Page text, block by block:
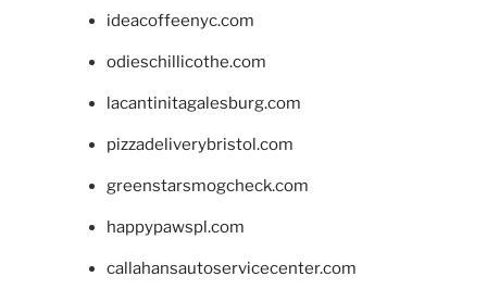
ideacoffeenyc.com
odieschillicothe.com
lacantinitagalesburg.com
pizzadeliverybristol.com
greenstarsmogcheck.com
happypawspl.com
callahansautoservicecenter.com